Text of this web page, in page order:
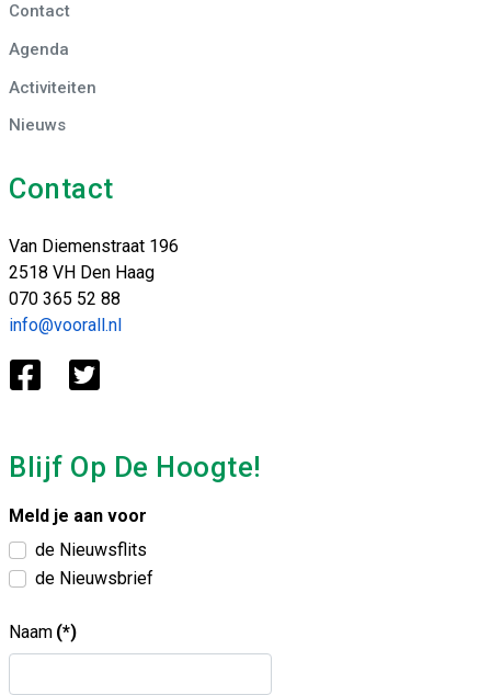
Contact
Agenda
Activiteiten
Nieuws
Contact
Van Diemenstraat 196
2518 VH Den Haag
070 365 52 88
info@voorall.nl
Blijf Op De Hoogte!
Meld je aan voor
de Nieuwsflits
de Nieuwsbrief
Naam (*)